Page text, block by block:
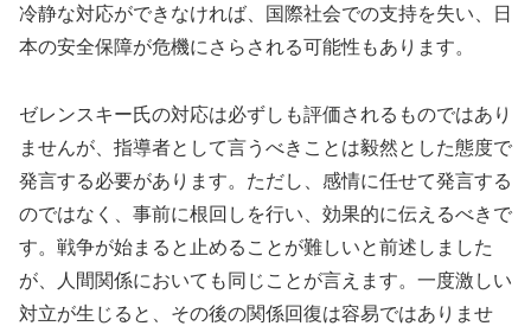
冷静な対応ができなければ、国際社会での支持を失い、日
本の安全保障が危機にさらされる可能性もあります。
ゼレンスキー氏の対応は必ずしも評価されるものではあり
ませんが、指導者として言うべきことは毅然とした態度で
発言する必要があります。ただし、感情に任せて発言する
のではなく、事前に根回しを行い、効果的に伝えるべきで
す。戦争が始まると止めることが難しいと前述しました
が、人間関係においても同じことが言えます。一度激しい
対立が生じると、その後の関係回復は容易ではありませ